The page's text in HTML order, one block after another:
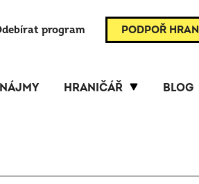
program PODPOŘ
HRANIČÁŘ BLOG